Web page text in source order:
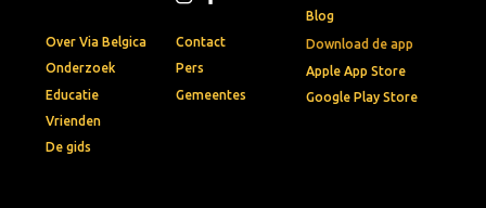
Download de app
Apple App Store
Google Play Store
Blog
Over Via Belgica
Onderzoek
Educatie
Vrienden
De gids
Contact
Pers
Gemeentes